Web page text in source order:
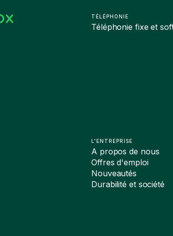
TÉLÉPHONIE
Téléphonie fixe et
L'ENTREPRISE
A propos de nous
Offres d'emploi
Nouveautés
Durabilité et société